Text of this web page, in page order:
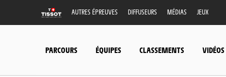
AUTRES ÉPREUVES DIFFUSEURS MÉDIAS JEUX
PARCOURS ÉQUIPES CLASSEMENTS VIDÉOS